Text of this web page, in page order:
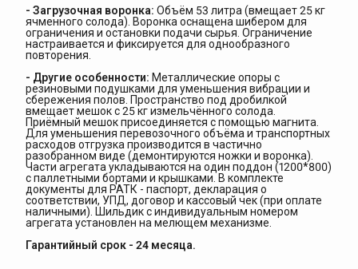
- Загрузочная воронка: Объём 53 литра (вмещает 25 кг
ячменного солода). Воронка оснащена шибером для
ограничения и остановки подачи сырья. Ограничение
настраивается и фиксируется для однообразного
повторения.
- Другие особенности: Металлические опоры с
резиновыми подушками для уменьшения вибрации и
сбережения полов. Пространство под дробилкой
вмещает мешок с 25 кг измельчённого солода.
Приёмный мешок присоединяется с помощью магнита.
Для уменьшения перевозочного объёма и транспортных
расходов отгрузка производится в частично
разобранном виде (демонтируются ножки и воронка).
Части агрегата укладываются на один поддон (1200*800)
с паллетными бортами и крышками. В комплекте
документы для РАТК - паспорт, декларация о
соответствии, УПД, договор и кассовый чек (при оплате
наличными). Шильдик с индивидуальным номером
агрегата установлен на мелющем механизме.
Гарантийный срок - 24 месяца.